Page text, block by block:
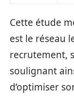
Cette étude
est le réseau
recrutement,
soulignant
d’optimiser